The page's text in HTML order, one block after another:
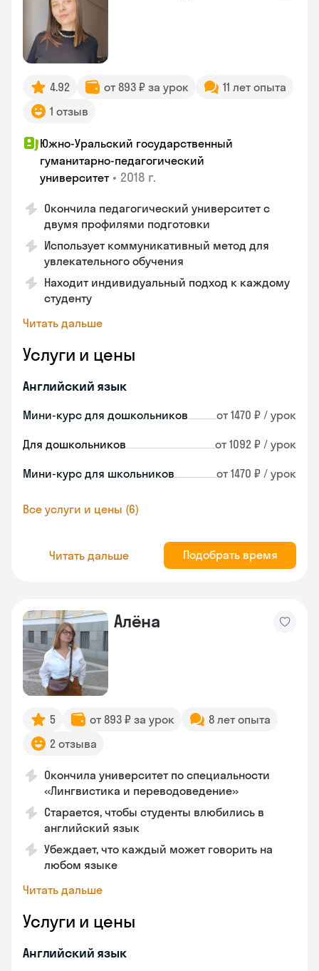
4.92 от 893 ₽ за урок
11 лет опыта
1 отзыв
Южно-Уральский государственный
гуманитарно-педагогический
университет • 2018 г.
Окончила педагогический университет с
двумя профилями подготовки
Использует коммуникативный метод для
увлекательного обучения
Находит индивидуальный подход к каждому
студенту
Читать дальше
Услуги и цены
Английский язык
Мини-курс для дошкольников от 1470 ₽ / урок
Для дошкольников от 1092 ₽ / урок
Мини-курс для школьников от 1470 ₽ / урок
Все услуги и цены (6)
Читать дальше Подобрать время
Алёна
5 от 893 ₽ за урок
8 лет опыта
2 отзыва
Окончила университет по специальности
«Лингвистика и переводоведение»
Старается, чтобы студенты влюбились в
английский язык
Убеждает, что каждый может говорить на
любом языке
Читать дальше
Услуги и цены
Английский язык